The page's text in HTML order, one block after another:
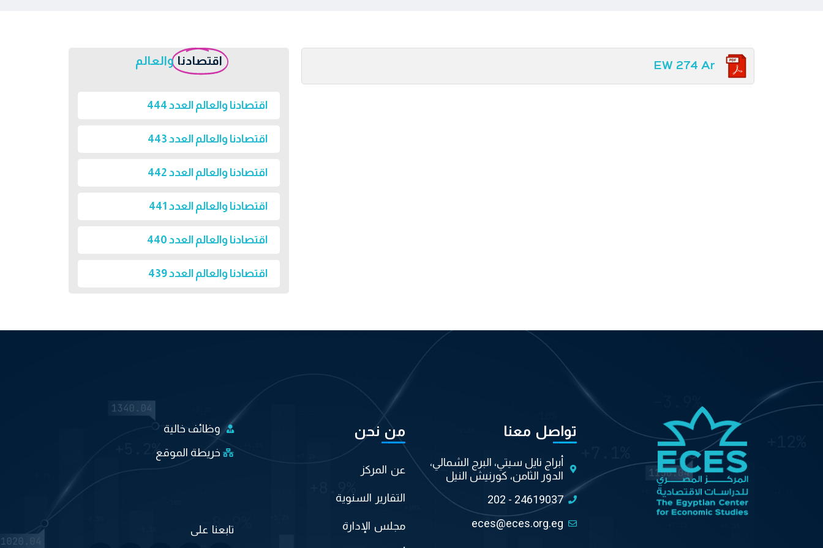
EW 274 Ar اقتصادنا والعالم
اقتصادنا والعالم العدد 444
اقتصادنا والعالم العدد 443
اقتصادنا والعالم العدد 442
اقتصادنا والعالم العدد 441
اقتصادنا والعالم العدد 440
اقتصادنا والعالم العدد 439
تواصل معنا
أبراج نايل سيتي، البرج الشمالي،
الدور الثامن، كورنيش النيل
202 - 24619037
eces@eces.org.eg
من نحن
عن المركز
التقارير السنوية
مجلس الإدارة
وظائف خالية
خريطة الموقع